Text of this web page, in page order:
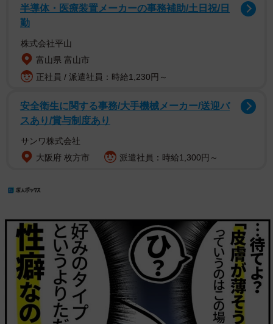
半導体・医療装置メーカーの事務補助/土日祝/日
勤
株式会社平山
富山県 富山市
正社員 / 派遣社員：時給1,230円～
安全衛生に関する事務/大手機械メーカー/送迎バ
スあり/賞与制度あり
サンワ株式会社
大阪府 枚方市
派遣社員：時給1,300円～